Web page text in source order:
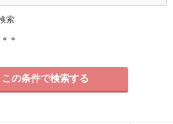
索
＊
この条件で検索する